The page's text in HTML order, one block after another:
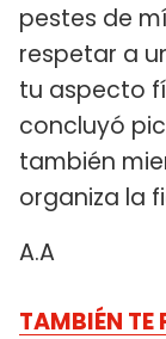
pestes de
respetar a
tu aspecto
concluyó
también
organiza la
A.A
TAMBIÉN TE